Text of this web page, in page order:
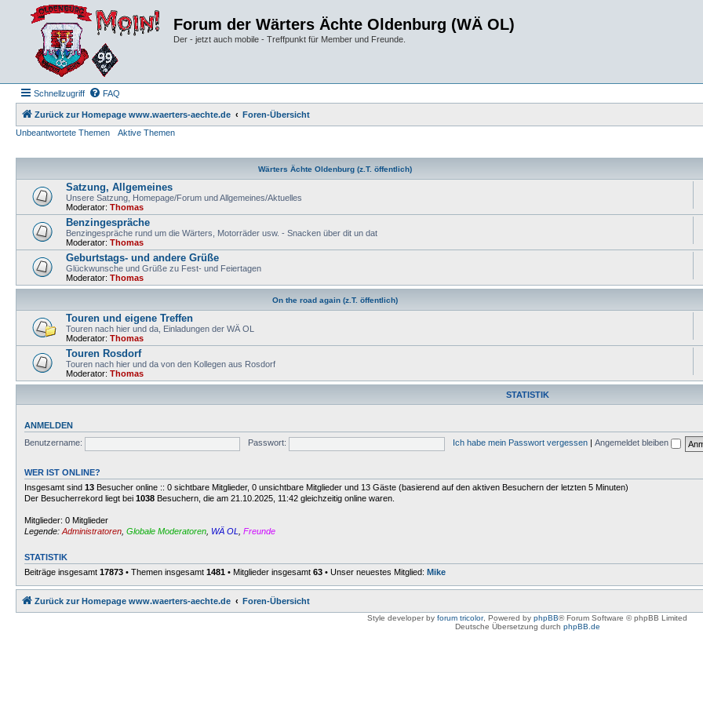
Forum der Wärters Ächte Oldenburg (WÄ OL)
Der - jetzt auch mobile - Treffpunkt für Member und Freunde.
Schnellzugriff FAQ
Zurück zur Homepage www.waerters-aechte.de
Foren-Übersicht
Unbeantwortete Themen
Aktive Themen
Wärters Ächte Oldenburg (z.T. öffentlich)
Satzung, Allgemeines
Unsere Satzung, Homepage/Forum und Allgemeines/Aktuelles
Moderator: Thomas
Benzingespräche
Benzingespräche rund um die Wärters, Motorräder usw. - Snacken über dit un dat
Moderator: Thomas
Geburtstags- und andere Grüße
Glückwunsche und Grüße zu Fest- und Feiertagen
Moderator: Thomas
On the road again (z.T. öffentlich)
Touren und eigene Treffen
Touren nach hier und da, Einladungen der WÄ OL
Moderator: Thomas
Touren Rosdorf
Touren nach hier und da von den Kollegen aus Rosdorf
Moderator: Thomas
STATISTIK
ANMELDEN
Benutzername:
Passwort: Ich habe mein Passwort vergessen Angemeldet bleiben
WER IST ONLINE?
Insgesamt sind 13 Besucher online :: 0 sichtbare Mitglieder, 0 unsichtbare Mitglieder und 13 Gäste (basierend auf den aktiven Besuchern der letzten 5 Minuten)
Der Besucherrekord liegt bei 1038 Besuchern, die am 21.10.2025, 11:42 gleichzeitig online waren.
Mitglieder: 0 Mitglieder
Legende: Administratoren Globale Moderatoren WÄ OL Freunde
STATISTIK
Beiträge insgesamt 17873 • Themen insgesamt 1481 • Mitglieder insgesamt 63 • Unser neuestes Mitglied: Mike
Zurück zur Homepage www.waerters-aechte.de Foren-Übersicht
Style developer by forum tricolor, Powered by phpBB® Forum Software © phpBB Limited
Deutsche Übersetzung durch phpBB.de